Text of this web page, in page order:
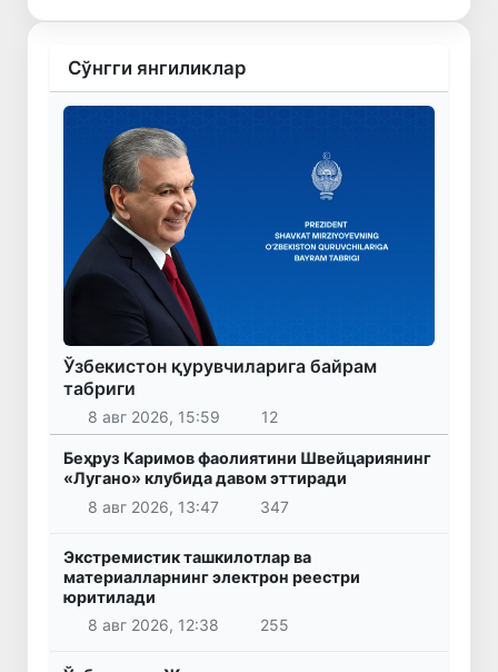
Сўнгги янгиликлар
Ўзбекистон қурувчиларига байрам
табриги
8 авг 2026, 15:59 12
Беҳруз Каримов фаолиятини Швейцариянинг
«Лугано» клубида давом эттиради
8 авг 2026, 13:47
347
Экстремистик ташкилотлар ва
материалларнинг электрон реестри
юритилади
8 авг 2026, 12:38
255